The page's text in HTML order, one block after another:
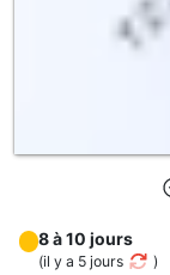
8 à 10 jours
(il y a 5 jours )